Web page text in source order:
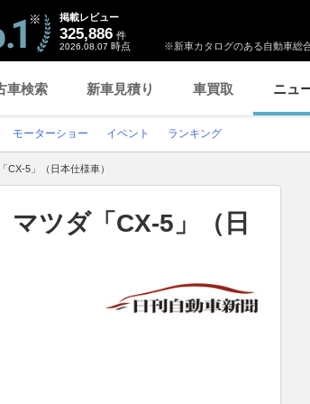
※新車カタログのある自動車総
掲載レビュー
325,886 件
2026.08.07 時点
車検索 新車見積り 車買取 ニュ
モーターショー イベント ランキング
5」（日本仕様車）
ツダ「CX-5」（日